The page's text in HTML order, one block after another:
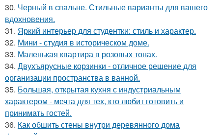
30. Черный в спальне. Стильные варианты для вашего
вдохновения.
31. Яркий интерьер для студентки: стиль и характер.
32. Мини - студия в историческом доме.
33. Маленькая квартира в розовых тонах.
34. Двухъярусные корзинки - отличное решение для
организации пространства в ванной.
35. Большая, открытая кухня с индустриальным
характером - мечта для тех, кто любит готовить и
принимать гостей.
36. Как обшить стены внутри деревянного дома